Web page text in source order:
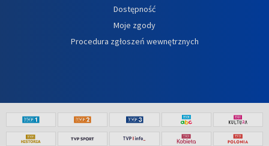
Dostępność
Moje zgody
Procedura zgłoszeń wewnętrznych